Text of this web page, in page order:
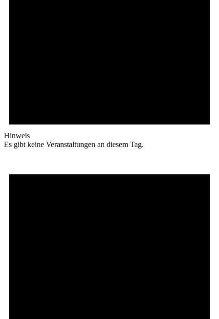
Hinweis
Es gibt keine Veranstaltungen an diesem Tag.